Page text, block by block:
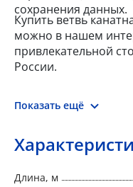
сохранения данных.
Купить ветвь
можно в нашем
привлекательной
России.
Показать ещё
Длина, м